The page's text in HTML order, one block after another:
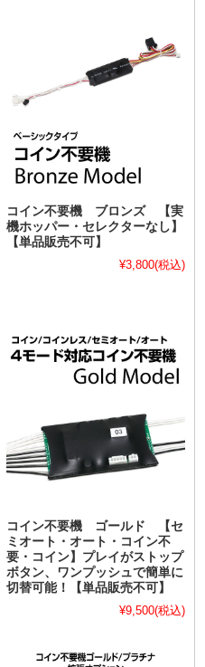
コイン不要機 ブロンズ 【実
機ホッパー・セレクターなし】
【単品販売不可】
¥3,800(税込)
コイン不要機 ゴールド 【セ
ミオート・オート・コイン不
要・コイン】プレイがストップ
ボタン、ワンプッシュで簡単に
切替可能！【単品販売不可】
¥9,500(税込)